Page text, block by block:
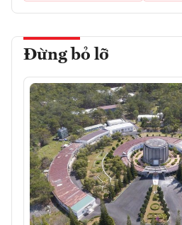
Đừng bỏ lỡ